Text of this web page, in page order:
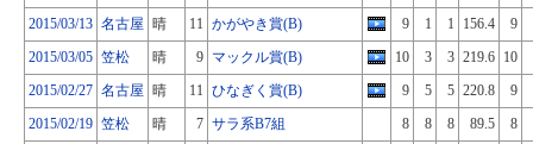
2015/03/13 名古屋 晴 11 かがやき賞(B) 9 1 1 156.4
9
2015/03/05 笠松 晴 9 マックル賞(B) 10 3 3 219.6 10
2015/02/27 名古屋 晴 11 ひなぎく賞(B) 9 5 5 220.8
9
2015/02/19 笠松 晴 7 サラ系B7組 8 8 8 89.5
8